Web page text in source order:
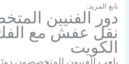
تابع المزيد:
دور الفنيين
نقل عفش مع
الكويت
يلعب الفنيون المتخصصون